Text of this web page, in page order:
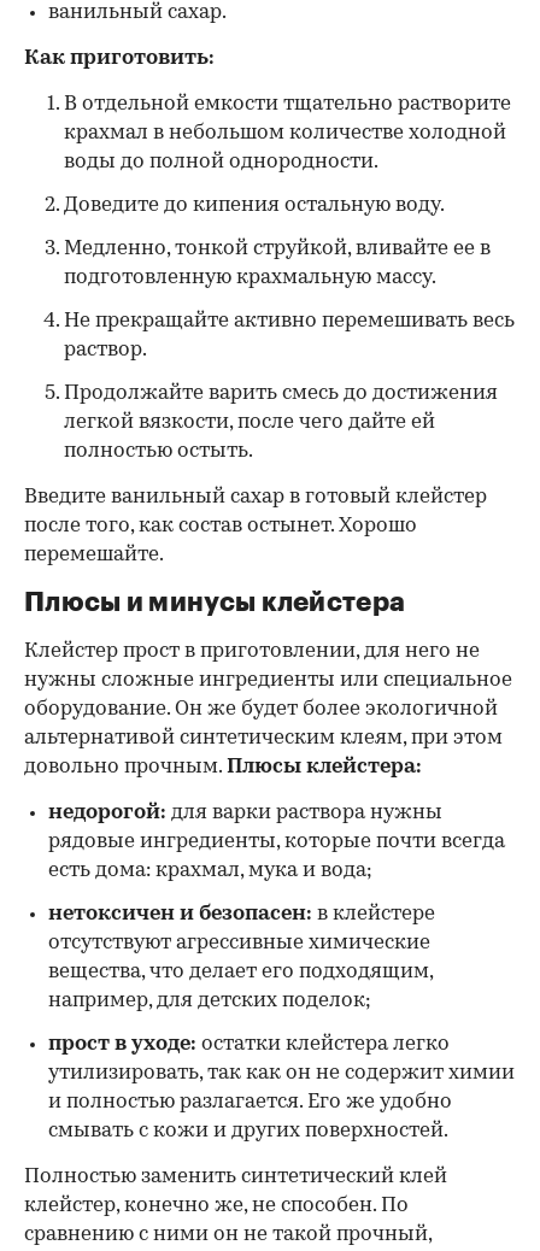
ванильный сахар.
Как приготовить:
В отдельной емкости тщательно растворите
крахмал в небольшом количестве холодной
воды до полной однородности.
Доведите до кипения остальную воду.
Медленно, тонкой струйкой, вливайте ее в
подготовленную крахмальную массу.
Не прекращайте активно перемешивать весь
раствор.
Продолжайте варить смесь до достижения
легкой вязкости, после чего дайте ей
полностью остыть.
Введите ванильный сахар в готовый клейстер
после того, как состав остынет. Хорошо
перемешайте.
Плюсы и минусы клейстера
Клейстер прост в приготовлении, для него не
нужны сложные ингредиенты или специальное
оборудование. Он же будет более экологичной
альтернативой синтетическим клеям, при этом
довольно прочным. Плюсы клейстера:
недорогой: для варки раствора нужны
рядовые ингредиенты, которые почти всегда
есть дома: крахмал, мука и вода;
нетоксичен и безопасен: в клейстере
отсутствуют агрессивные химические
вещества, что делает его подходящим,
например, для детских поделок;
прост в уходе: остатки клейстера легко
утилизировать, так как он не содержит химии
и полностью разлагается. Его же удобно
смывать с кожи и других поверхностей.
Полностью заменить синтетический клей
клейстер, конечно же, не способен. По
сравнению с ними он не такой прочный,